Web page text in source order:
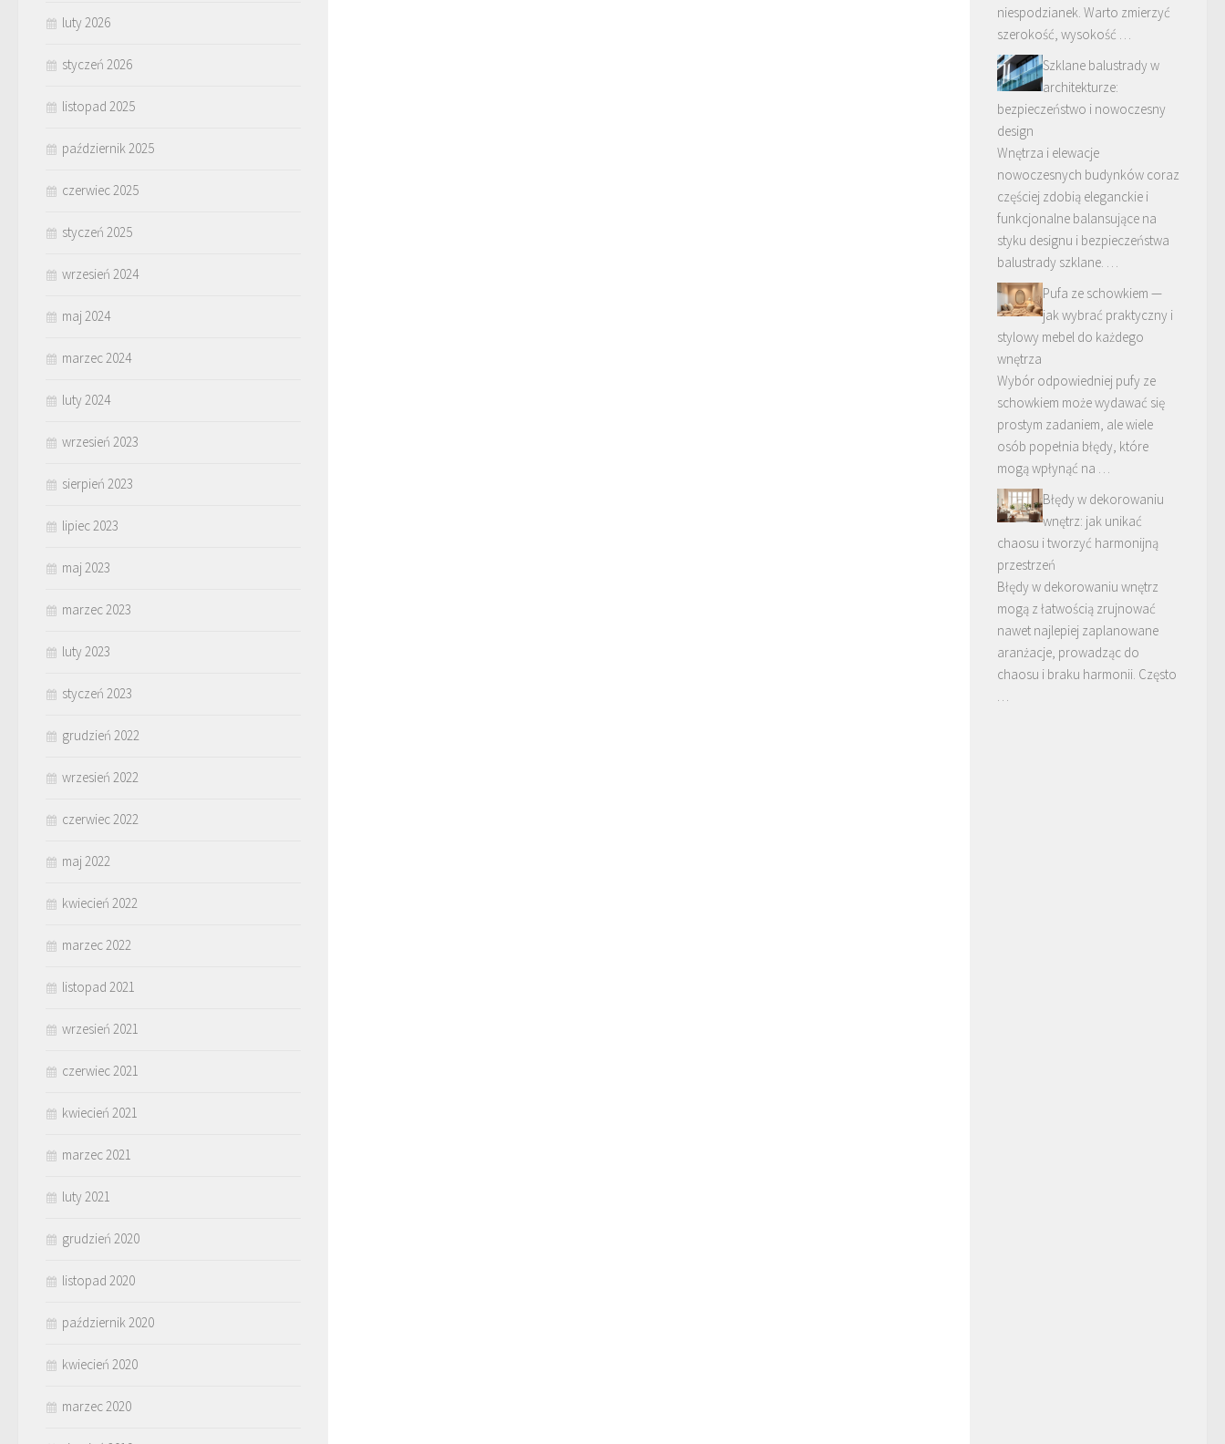
luty 2026
styczeń 2026
listopad 2025
październik 2025
czerwiec 2025
styczeń 2025
wrzesień 2024
maj 2024
marzec 2024
luty 2024
wrzesień 2023
sierpień 2023
lipiec 2023
maj 2023
marzec 2023
luty 2023
styczeń 2023
grudzień 2022
wrzesień 2022
czerwiec 2022
maj 2022
kwiecień 2022
marzec 2022
listopad 2021
wrzesień 2021
czerwiec 2021
kwiecień 2021
marzec 2021
luty 2021
grudzień 2020
listopad 2020
październik 2020
kwiecień 2020
marzec 2020
niespodzianek. Warto zmierzyć
szerokość, wysokość …
Szklane balustrady w
architekturze:
bezpieczeństwo i nowoczesny
design
Wnętrza i elewacje
nowoczesnych budynków coraz
częściej zdobią eleganckie i
funkcjonalne balansujące na
styku designu i bezpieczeństwa
balustrady szklane. …
Pufa ze schowkiem —
jak wybrać praktyczny i
stylowy mebel do każdego
wnętrza
Wybór odpowiedniej pufy ze
schowkiem może wydawać się
prostym zadaniem, ale wiele
osób popełnia błędy, które
mogą wpłynąć na …
Błędy w dekorowaniu
wnętrz: jak unikać
chaosu i tworzyć harmonijną
przestrzeń
Błędy w dekorowaniu wnętrz
mogą z łatwością zrujnować
nawet najlepiej zaplanowane
aranżacje, prowadząc do
chaosu i braku harmonii. Często
…